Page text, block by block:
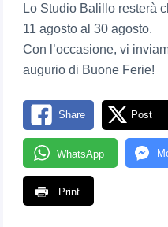
Lo Studio Balillo resterà
11 agosto al 30 agosto.
Con l’occasione, vi
augurio di Buone Ferie!
Share Post
WhatsApp
Print